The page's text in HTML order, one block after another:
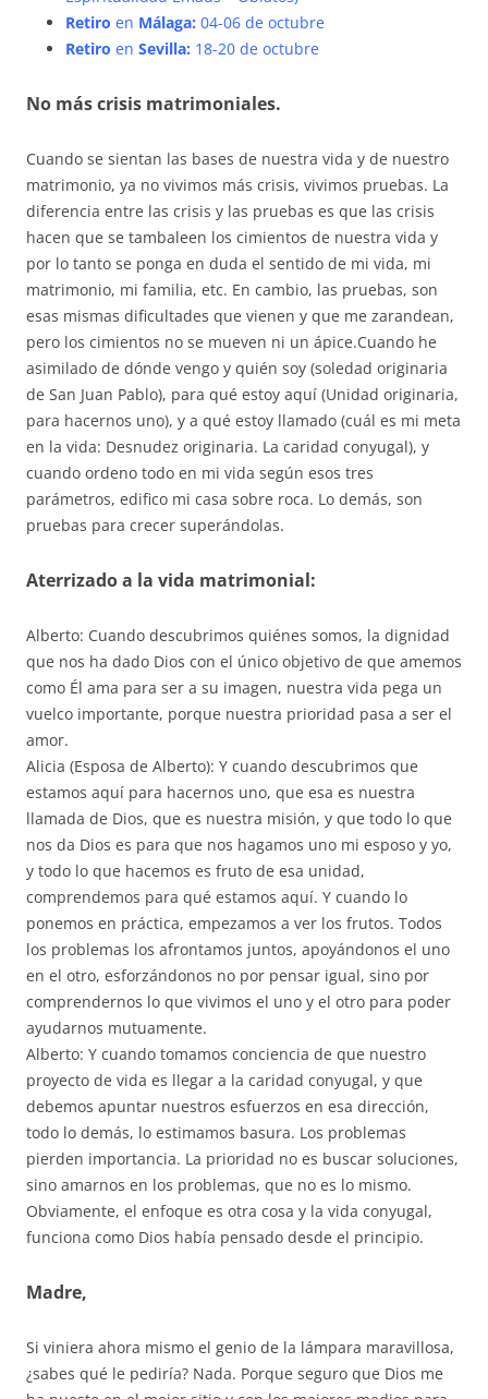
Retiro en Málaga: 04-06 de octubre
Retiro en Sevilla: 18-20 de octubre
No más crisis matrimoniales.
Cuando se sientan las bases de nuestra vida y de nuestro
matrimonio, ya no vivimos más crisis, vivimos pruebas. La
diferencia entre las crisis y las pruebas es que las crisis
hacen que se tambaleen los cimientos de nuestra vida y
por lo tanto se ponga en duda el sentido de mi vida, mi
matrimonio, mi familia, etc. En cambio, las pruebas, son
esas mismas dificultades que vienen y que me zarandean,
pero los cimientos no se mueven ni un ápice.Cuando he
asimilado de dónde vengo y quién soy (soledad originaria
de San Juan Pablo), para qué estoy aquí (Unidad originaria,
para hacernos uno), y a qué estoy llamado (cuál es mi meta
en la vida: Desnudez originaria. La caridad conyugal), y
cuando ordeno todo en mi vida según esos tres
parámetros, edifico mi casa sobre roca. Lo demás, son
pruebas para crecer superándolas.
Aterrizado a la vida matrimonial:
Alberto: Cuando descubrimos quiénes somos, la dignidad
que nos ha dado Dios con el único objetivo de que amemos
como Él ama para ser a su imagen, nuestra vida pega un
vuelco importante, porque nuestra prioridad pasa a ser el
amor.
Alicia (Esposa de Alberto): Y cuando descubrimos que
estamos aquí para hacernos uno, que esa es nuestra
llamada de Dios, que es nuestra misión, y que todo lo que
nos da Dios es para que nos hagamos uno mi esposo y yo,
y todo lo que hacemos es fruto de esa unidad,
comprendemos para qué estamos aquí. Y cuando lo
ponemos en práctica, empezamos a ver los frutos. Todos
los problemas los afrontamos juntos, apoyándonos el uno
en el otro, esforzándonos no por pensar igual, sino por
comprendernos lo que vivimos el uno y el otro para poder
ayudarnos mutuamente.
Alberto: Y cuando tomamos conciencia de que nuestro
proyecto de vida es llegar a la caridad conyugal, y que
debemos apuntar nuestros esfuerzos en esa dirección,
todo lo demás, lo estimamos basura. Los problemas
pierden importancia. La prioridad no es buscar soluciones,
sino amarnos en los problemas, que no es lo mismo.
Obviamente, el enfoque es otra cosa y la vida conyugal,
funciona como Dios había pensado desde el principio.
Madre,
Si viniera ahora mismo el genio de la lámpara maravillosa,
¿sabes qué le pediría? Nada. Porque seguro que Dios me